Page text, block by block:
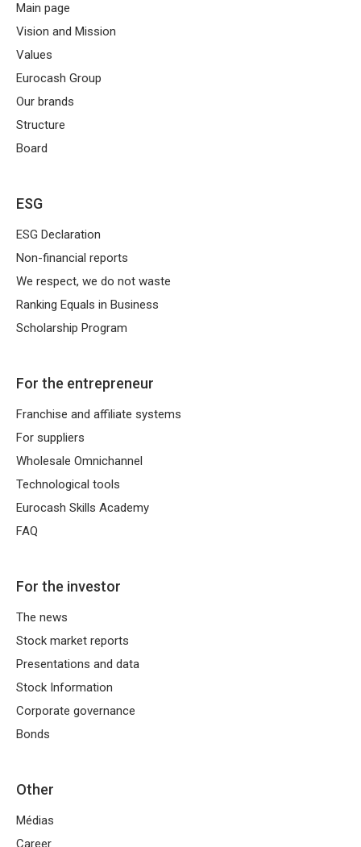
Main page
Vision and Mission
Values
Eurocash Group
Our brands
Structure
Board
ESG
ESG Declaration
Non-financial reports
We respect, we do not waste
Ranking Equals in Business
Scholarship Program
For the entrepreneur
Franchise and affiliate systems
For suppliers
Wholesale Omnichannel
Technological tools
Eurocash Skills Academy
FAQ
For the investor
The news
Stock market reports
Presentations and data
Stock Information
Corporate governance
Bonds
Other
Médias
Career